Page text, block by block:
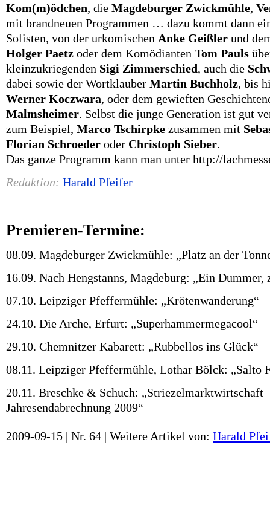
Kom(m)ödchen, die Magdeburger Zwickmühle,
mit brandneuen Programmen … dazu kommt dann
Solisten, von der urkomischen Anke Geißler und
Holger Paetz oder dem Komödianten Tom Pauls
kleinzukriegenden Sigi Zimmerschied, auch die
dabei sowie der Wortklauber Martin Buchholz, bis
Werner Koczwara, oder dem gewieften
Malmsheimer. Selbst die junge Generation ist gut
zum Beispiel, Marco Tschirpke zusammen mit
Florian Schroeder oder Christoph Sieber.
Das ganze Programm kann man unter http://
Redaktion: Harald Pfeifer
Premieren-Termine:
08.09. Magdeburger Zwickmühle: „Platz an der
16.09. Nach Hengstanns, Magdeburg: „Ein Dummer,
07.10. Leipziger Pfeffermühle: „Krötenwanderung“
24.10. Die Arche, Erfurt: „Superhammermegacool“
29.10. Chemnitzer Kabarett: „Rubbellos ins Glück“
08.11. Leipziger Pfeffermühle, Lothar Bölck: „Salto
20.11. Breschke & Schuch: „Striezelmarktwirtschaft
Jahresendabrechnung 2009“
2009-09-15 | Nr. 64 | Weitere Artikel von: Harald